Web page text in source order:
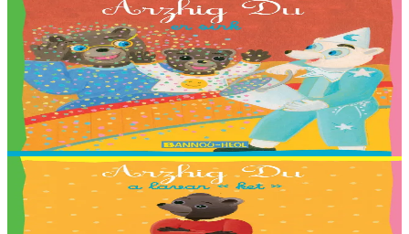
Bannoù-heol
Petit Ours Brun au cirque
Traduction : Coline, Elouan, Elliot, Erynn, Ewen, Gaelig, Laurette,
Maiwenn, Marin, Mathis, Paul, Soig, Urbane, Youenn, Cécile
Guézennec et Tieri Seznec.
En stock2,03 €
2 ans et plus
Bannoù-heol
Petit Ours Brun dit non